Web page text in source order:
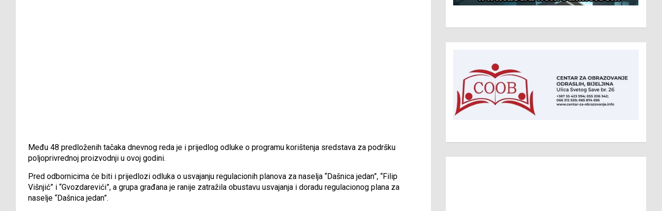
Među 48 predloženih tačaka dnevnog reda je i prijedlog odluke o programu korištenja sredstava za podršku
poljoprivrednoj proizvodnji u ovoj godini.
Pred odbornicima će biti i prijedlozi odluka o usvajanju regulacionih planova za naselja “Dašnica jedan”, “Filip
Višnjić” i “Gvozdarevići”, a grupa građana je ranije zatražila obustavu usvajanja i doradu regulacionog plana za
naselje “Dašnica jedan”.